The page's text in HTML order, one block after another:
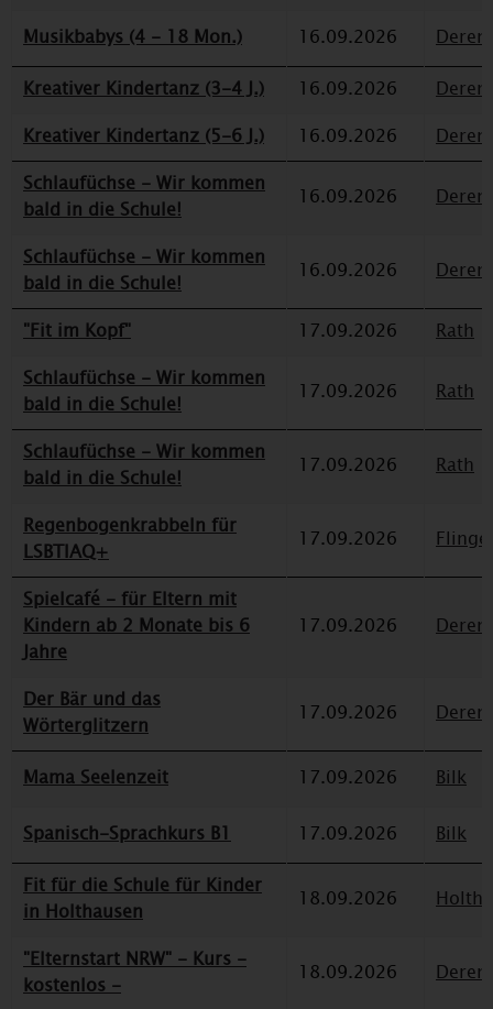
Musikbabys (4 - 18 Mon.) 16.09.2026
Kreativer Kindertanz (3-4 J.)
16.09.2026
Kreativer Kindertanz (5-6 J.)
16.09.2026
Schlaufüchse - Wir kommen
bald in die Schule!
16.09.2026
Schlaufüchse - Wir kommen
bald in die Schule!
16.09.2026
"Fit im Kopf" 17.09.2026
Rath
Schlaufüchse - Wir kommen
bald in die Schule!
17.09.2026 Rath
Schlaufüchse - Wir kommen
bald in die Schule!
17.09.2026 Rath
Regenbogenkrabbeln für
LSBTIAQ+
17.09.2026
Spielcafé - für Eltern mit
Kindern ab 2 Monate bis 6
Jahre
17.09.2026
Der Bär und das
Wörterglitzern
17.09.2026
Mama Seelenzeit 17.09.2026 Bilk
Spanisch-Sprachkurs B1 17.09.2026
Bilk
Fit für die Schule für Kinder
in Holthausen
18.09.2026
"Elternstart NRW" - Kurs -
kostenlos -
18.09.2026